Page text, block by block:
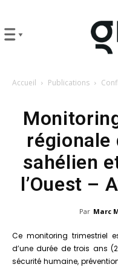
Accueil Publications
régionale
sahélien
l’Ouest –
Par Marc
Ce monitoring trimestriel
d’une durée de trois ans
sécurité humaine,